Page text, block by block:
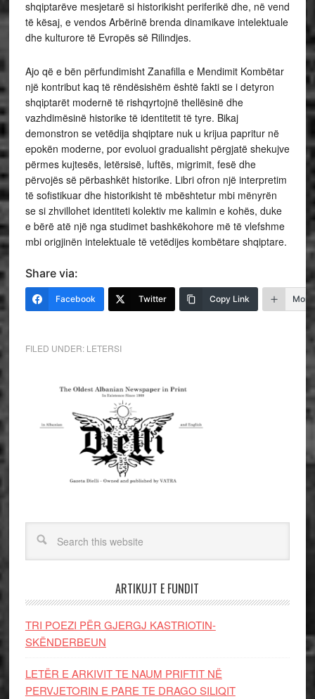
shqiptarëve mesjetarë si historikisht periferikë dhe, në vend
të kësaj, e vendos Arbërinë brenda dinamikave intelektuale
dhe kulturore të Evropës së Rilindjes.
Ajo që e bën përfundimisht Zanafilla e Mendimit Kombëtar
një kontribut kaq të rëndësishëm është fakti se i detyron
shqiptarët modernë të rishqyrtojnë thellësinë dhe
vazhdimësinë historike të identitetit të tyre. Bikaj
demonstron se vetëdija shqiptare nuk u krijua papritur në
epokën moderne, por evoluoi gradualisht përgjatë shekujve
përmes kujtesës, letërsisë, luftës, migrimit, fesë dhe
përvojës së përbashkët historike. Libri ofron një interpretim
të sofistikuar dhe historikisht të mbështetur mbi mënyrën
se si zhvillohet identiteti kolektiv me kalimin e kohës, duke
e bërë atë një nga studimet bashkëkohore më të vlefshme
mbi origjinën intelektuale të vetëdijes kombëtare shqiptare.
Share via:
Facebook Twitter Copy Link More
FILED UNDER: LETERSI
ARTIKUJT E FUNDIT
TRI POEZI PËR GJERGJ KASTRIOTIN-
SKËNDERBEUN
LETËR E ARKIVIT TE NAUM PRIFTIT NË
PERVJETORIN E PARE TE DRAGO SILIQIT